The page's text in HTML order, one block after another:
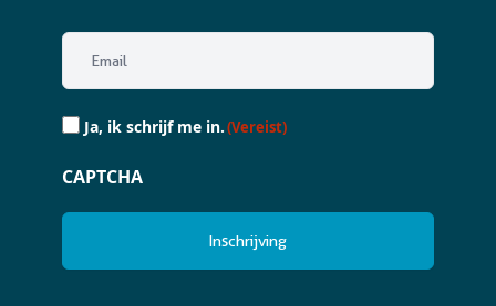
Email
(Vereist)
Ja,
schrijf
Ja, ik schrijf me in.(Vereist)
CAPTCHA